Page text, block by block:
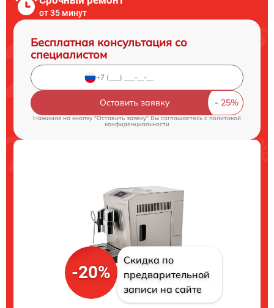
от 35 минут
Бесплатная консультация со
специалистом
Оставить заявку
Нажимая на кнопку "Оставить заявку" Вы соглашаетесь cполитикой
конфиденциальности
-20%
Скидка по
предварительной
записи на сайте